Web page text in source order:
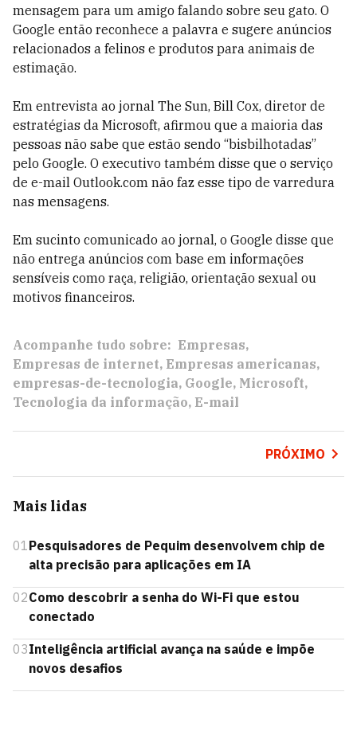
mensagem para um amigo falando sobre seu gato. O
Google então reconhece a palavra e sugere anúncios
relacionados a felinos e produtos para animais de
estimação.
Em entrevista ao jornal The Sun, Bill Cox, diretor de
estratégias da Microsoft, afirmou que a maioria das
pessoas não sabe que estão sendo “bisbilhotadas”
pelo Google. O executivo também disse que o serviço
de e-mail Outlook.com não faz esse tipo de varredura
nas mensagens.
Em sucinto comunicado ao jornal, o Google disse que
não entrega anúncios com base em informações
sensíveis como raça, religião, orientação sexual ou
motivos financeiros.
Acompanhe tudo sobre: Empresas
Empresas de internet Empresas americanas
empresas-de-tecnologia Google Microsoft
Tecnologia da informação E-mail
PRÓXIMO
Mais lidas
01Pesquisadores de Pequim desenvolvem chip de
alta precisão para aplicações em IA
02Como descobrir a senha do Wi-Fi que estou
conectado
03Inteligência artificial avança na saúde e impõe
novos desafios